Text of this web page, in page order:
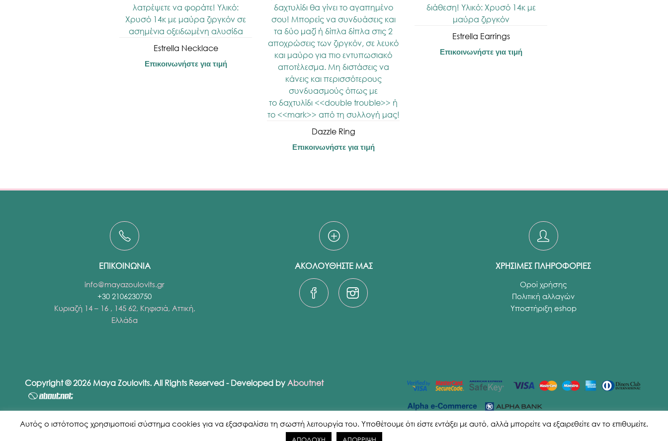
Estrella Necklace
Επικοινωνήστε για τιμή
Dazzle Ring
Επικοινωνήστε για τιμή
Estrella Earrings
Επικοινωνήστε για τιμή
ΕΠΙΚΟΙΝΩΝΙΑ
info@mayazoulovits.gr
+30 2106230750
Κυριαζή 14 – 16 , 145 62, Κηφισιά, Αττική,
Ελλάδα
ΑΚΟΛΟΥΘΗΣΤΕ ΜΑΣ ΧΡΗΣΙΜΕΣ ΠΛΗΡΟΦΟΡΙΕΣ
Οροί χρήσης
Πολιτική αλλαγών
Υποστήριξη eshop
Copyright © 2026 Maya Zoulovits. All Rights Reserved - Developed byAboutnet
Αυτός ο ιστότοπος χρησιμοποιεί σύστημα cookies για να εξασφαλίσει τη σωστή λειτουργία του. Υποθέτουμε ότι είστε εντάξει με αυτό, αλλά μπορείτε να εξαιρεθείτε αν το επιθυμείτε.